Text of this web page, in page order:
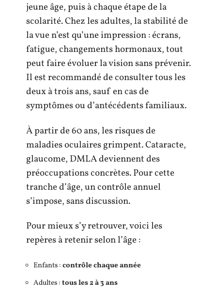
jeune âge, puis à chaque étape de la
scolarité. Chez les adultes, la stabilité de
la vue n’est qu’une impression : écrans,
fatigue, changements hormonaux, tout
peut faire évoluer la vision sans prévenir.
Il est recommandé de consulter tous les
deux à trois ans, sauf en cas de
symptômes ou d’antécédents familiaux.
À partir de 60 ans, les risques de
maladies oculaires grimpent. Cataracte,
glaucome, DMLA deviennent des
préoccupations concrètes. Pour cette
tranche d’âge, un contrôle annuel
s’impose, sans discussion.
Pour mieux s’y retrouver, voici les
repères à retenir selon l’âge :
Enfants :contrôle chaque année
Adultes :tous les 2 à 3 ans